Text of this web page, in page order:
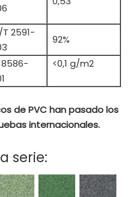
2591-
92%
<0,1 g/m2
de PVC han pasado los
internacionales.
serie: